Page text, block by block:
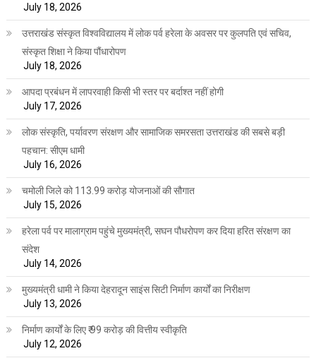
July 18, 2026
उत्तराखंड संस्कृत विश्वविद्यालय में लोक पर्व हरेला के अवसर पर कुलपति एवं सचिव,
संस्कृत शिक्षा ने किया पौंधारोपण
July 18, 2026
आपदा प्रबंधन में लापरवाही किसी भी स्तर पर बर्दाश्त नहीं होगी
July 17, 2026
लोक संस्कृति, पर्यावरण संरक्षण और सामाजिक समरसता उत्तराखंड की सबसे बड़ी
पहचान: सीएम धामी
July 16, 2026
चमोली जिले को 113.99 करोड़ योजनाओं की सौगात
July 15, 2026
हरेला पर्व पर मालाग्राम पहुंचे मुख्यमंत्री, सघन पौधरोपण कर दिया हरित संरक्षण का
संदेश
July 14, 2026
मुख्यमंत्री धामी ने किया देहरादून साइंस सिटी निर्माण कार्यों का निरीक्षण
July 13, 2026
निर्माण कार्यों के लिए ₹ 99 करोड़ की वित्तीय स्वीकृति
July 12, 2026